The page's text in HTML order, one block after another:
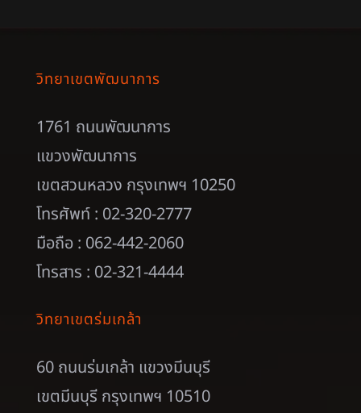
วิทยาเขตพัฒนาการ
1761 ถนนพัฒนาการ
แขวงพัฒนาการ
เขตสวนหลวง กรุงเทพฯ 10250
โทรศัพท์ : 02-320-2777
มือถือ : 062-442-2060
โทรสาร : 02-321-4444
วิทยาเขตร่มเกล้า
60 ถนนร่มเกล้า แขวงมีนบุรี
เขตมีนบุรี กรุงเทพฯ 10510